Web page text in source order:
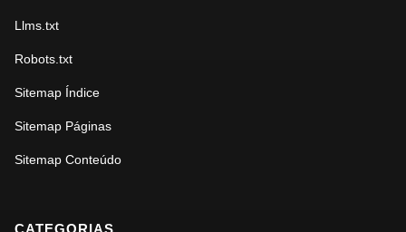
Llms.txt
Robots.txt
Sitemap Índice
Sitemap Páginas
Sitemap Conteúdo
CATEGORIAS